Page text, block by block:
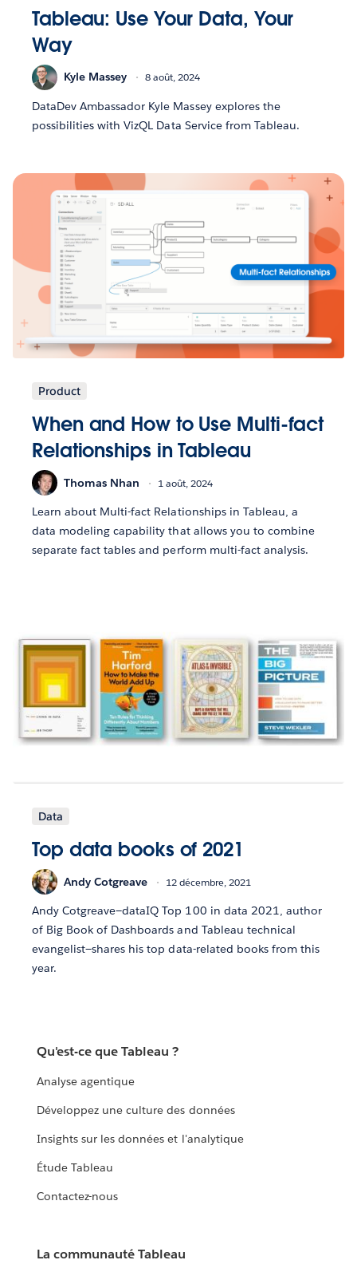
Tableau: Use Your Data, Your
Way
Kyle Massey 8 août, 2024
DataDev Ambassador Kyle Massey explores the
possibilities with VizQL Data Service from Tableau.
Product
When and How to Use Multi-fact
Relationships in Tableau
Thomas Nhan 1 août, 2024
Learn about Multi-fact Relationships in Tableau, a
data modeling capability that allows you to combine
separate fact tables and perform multi-fact analysis.
Data
Top data books of 2021
Andy Cotgreave 12 décembre, 2021
Andy Cotgreave—dataIQ Top 100 in data 2021, author
of Big Book of Dashboards and Tableau technical
evangelist—shares his top data-related books from this
year.
Qu'est-ce que Tableau ?
Analyse agentique
Développez une culture des données
Insights sur les données et l'analytique
Étude Tableau
Contactez-nous
La communauté Tableau